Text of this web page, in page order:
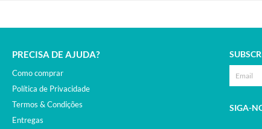
PRECISA DE AJUDA?
Como comprar
Política de Privacidade
Termos & Condições
Entregas
SIGA-